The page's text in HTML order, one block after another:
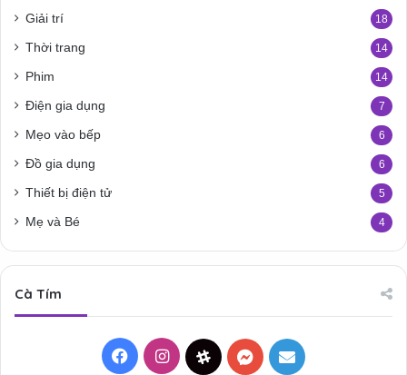
Giải trí 18
Thời trang 14
Phim 14
Điện gia dụng 7
Mẹo vào bếp 6
Đồ gia dụng 6
Thiết bị điện tử 5
Mẹ và Bé 4
Cà Tím
FacebookInstagramThreadsMessenger
Mail